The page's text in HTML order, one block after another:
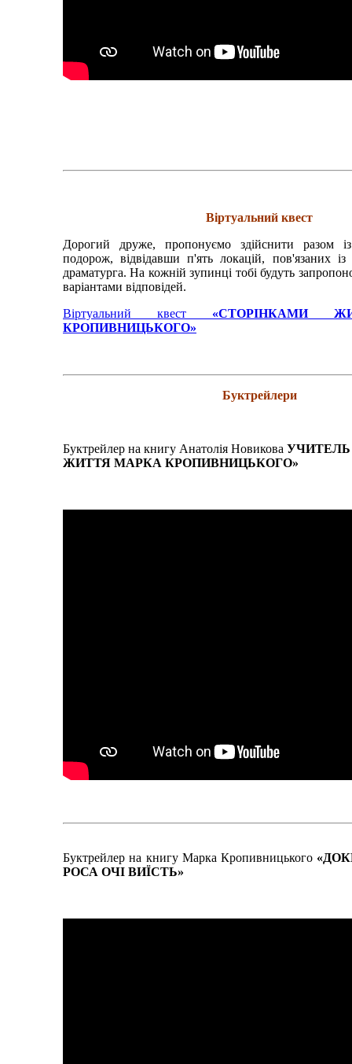
Віртуальний квест
Дорогий друже, пропонуємо здійснити разом
подорож, відвідавши п'ять локацій, пов'язаних
драматурга. На кожній зупинці тобі будуть
варіантами відповідей.
Віртуальний квест «СТОРІНКАМИ
КРОПИВНИЦЬКОГО»
Буктрейлери
Буктрейлер на книгу Анатолія Новикова УЧИТЕЛЬ
ЖИТТЯ МАРКА КРОПИВНИЦЬКОГО»
Буктрейлер на книгу Марка Кропивницького
РОСА ОЧІ ВИЇСТЬ»